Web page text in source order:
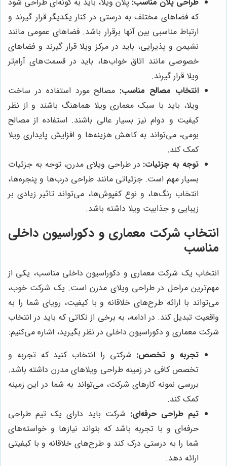
که فضاهای مختلف به درستی در کنار یکدیگر قرار گیرند و
ارتباط مناسبی بین آنها برقرار باشد. فضاهای عمومی مانند
نشیمن و پذیرایی، باید در مرکز ویلا قرار گیرند و فضاهای
خصوصی مانند اتاق خواب‌ها، باید در قسمت‌های آرام‌تر
ویلا قرار گیرند.
انتخاب مصالح مناسب: مصالح مورد استفاده در ساخت
ویلا، باید با سبک معماری ویلا هماهنگ باشند و از نظر
کیفیت و دوام نیز بسیار عالی باشند. استفاده از مصالح
بومی، می‌تواند به کاهش هزینه‌ها و افزایش پایداری ویلا
کمک کند.
توجه به جزئیات: در طراحی ویلای مدرن، توجه به جزئیات
بسیار مهم است. جزئیاتی مانند طراحی درب‌ها و پنجره‌ها،
انتخاب رنگ‌ها، و نوع کفپوش‌ها، می‌تواند تاثیر زیادی بر
زیبایی و جذابیت ویلا داشته باشد.
انتخاب شرکت معماری و دکوراسیون داخلی
مناسب
انتخاب یک شرکت معماری و دکوراسیون داخلی مناسب، یکی از
مهم‌ترین مراحل در طراحی ویلای مدرن است. یک شرکت خوب،
می‌تواند با ارائه طرح‌های خلاقانه و با کیفیت، رویای شما را به
واقعیت تبدیل کند. در ادامه، به برخی از نکاتی که باید در انتخاب
شرکت معماری و دکوراسیون داخلی در نظر بگیرید، اشاره می‌کنیم:
تجربه و تخصص: شرکتی را انتخاب کنید که تجربه و
تخصص کافی در زمینه طراحی ویلاهای مدرن داشته باشد.
بررسی نمونه کارهای شرکت، می‌تواند به شما در این زمینه
کمک کند.
تیم طراحی حرفه‌ای: شرکت باید دارای یک تیم طراحی
حرفه‌ای و با تجربه باشد که بتواند نیازها و خواسته‌های
شما را به درستی درک کند و طرح‌های خلاقانه و با کیفیتی
ارائه دهد.